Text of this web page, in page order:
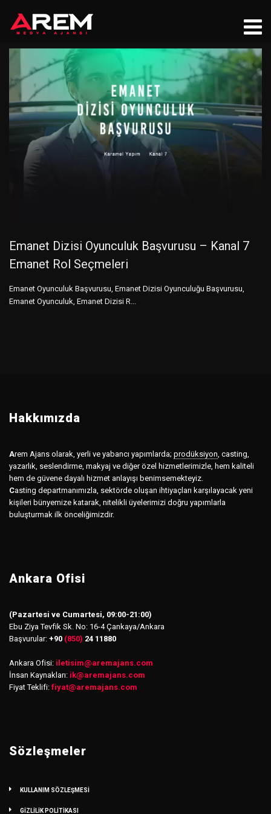
Emanet Dizisi Oyunculuk Başvurusu – Kanal 7
Emanet Rol Seçmeleri
Emanet Oyunculuk Başvurusu, Emanet Dizisi Oyunculuğu Başvurusu,
Emanet Oyunculuk, Emanet Dizisi R...
Hakkımızda
Arem Ajans olarak, yerli ve yabancı yapımlarda; prodüksiyon, casting,
yazarlık, seslendirme, makyaj ve diğer özel hizmetlerimizle, hem kaliteli
hem de güvene dayalı hizmet anlayışı benimsemekteyiz.
Casting departmanımızla, sektörde oluşan ihtiyaçları karşılayacak yeni
kişileri bünyemize katarak, nitelikli üyelerimizi doğru yapımlarla
buluşturmak ilk önceliğimizdir.
Ankara Ofisi
(Pazartesi ve Cumartesi, 09:00-21:00)
Ebu Ziya Tevfik Sk. No: 16-4 Çankaya/Ankara
Başvurular: +90 (850) 24 11880
Ankara Ofisi: iletisim@aremajans.com
İnsan Kaynakları: ik@aremajans.com
Fiyat Teklifi: fiyat@aremajans.com
Sözleşmeler
KULLANIM SÖZLEŞMESİ
GİZLİLİK POLİTİKASI